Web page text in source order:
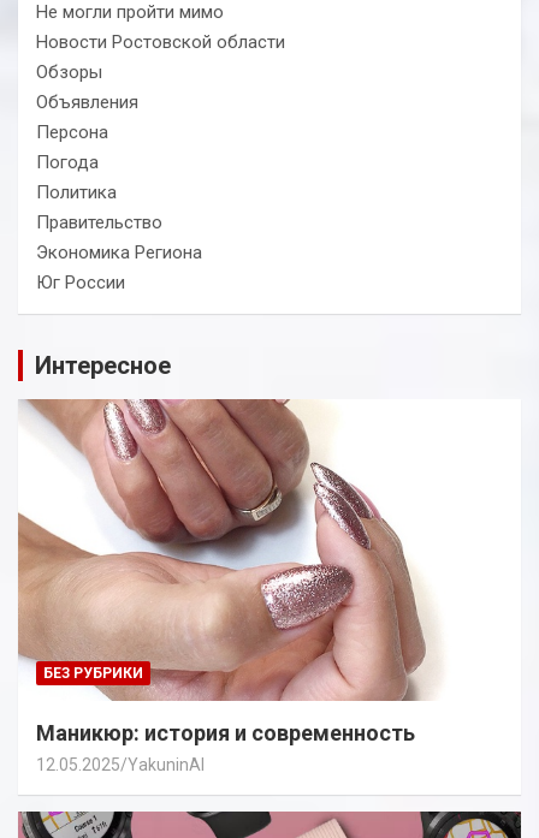
Не могли пройти мимо
Новости Ростовской области
Обзоры
Объявления
Персона
Погода
Политика
Правительство
Экономика Региона
Юг России
Интересное
БЕЗ РУБРИКИ
Маникюр: история и современность
12.05.2025 YakuninAI